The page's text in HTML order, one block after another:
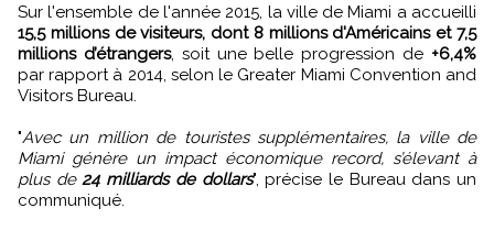
Sur l'ensemble de l'année 2015, la ville de Miami a accueilli
15,5 millions de visiteurs, dont 8 millions d'Américains et 7,5
millions d’étrangers, soit une belle progression de +6,4%
par rapport à 2014, selon le Greater Miami Convention and
Visitors Bureau.
"Avec un million de touristes supplémentaires, la ville de
Miami génère un impact économique record, s’élevant à
plus de 24 milliards de dollars", précise le Bureau dans un
communiqué.